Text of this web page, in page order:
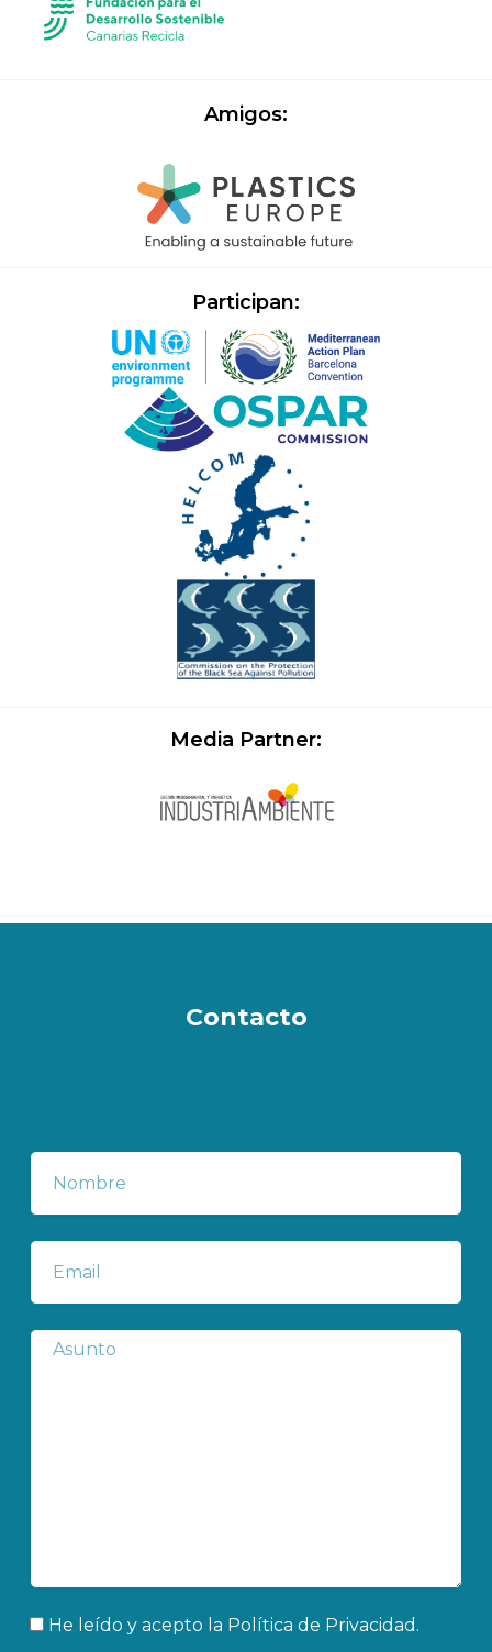
Amigos:
Participan:
Media Partner:
Contacto
Nombre
Correo
electrónico
Subject
Aceptación
He leído y acepto la Política de Privacidad .